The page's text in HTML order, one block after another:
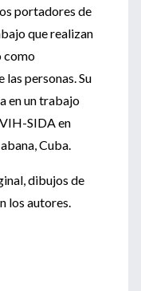
portadores de
que realizan
como
personas. Su
en un trabajo
SIDA en
Cuba.
dibujos de
los autores.